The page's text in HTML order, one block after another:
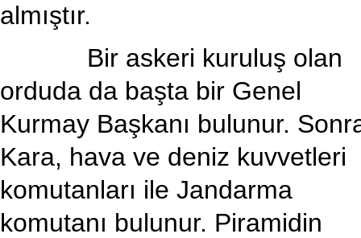
almıştır.
Bir askeri kuruluş olan
orduda da başta bir Genel
Kurmay Başkanı bulunur.
Kara, hava ve deniz kuvvetleri
komutanları ile Jandarma
komutanı bulunur. Piramidin